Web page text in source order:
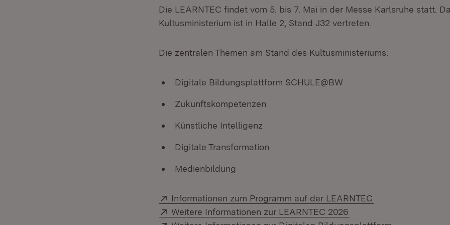
Die LEARNTEC findet vom 5. bis 7. Mai in der Messe Karlsruhe statt.
Kultusministerium ist in Halle 2, Stand J32 vertreten.
Die zentralen Themen am Stand des Kultusministeriums:
Digitale Bildungsplattform SCHULE@BW
Zukunftskompetenzen
Künstliche Intelligenz
Digitale Transformation
Medienbildung
Extern:
Informationen zum Programm auf der LEARNTEC
Extern:
Weitere Informationen zur LEARNTEC 2026